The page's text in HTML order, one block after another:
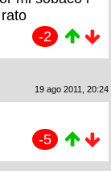
-2
19 ago 2011, 20:24
-5